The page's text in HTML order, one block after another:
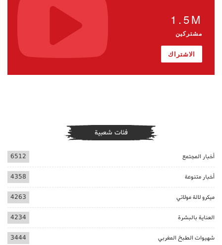
1.5M
مشتركين
الاشتراك
فئات شعبية
أخبار المجتمع 6512
أخبار متنوعة 4358
ميكرو لالة مولاتي 4263
العناية بالبشرة 4234
شهيوات الطبخ المغربي 3444